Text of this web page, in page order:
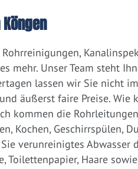
mehr. Unser Team steht
lassen wir Sie nicht
äußerst faire Preise. Wie
kommen die
Kochen, Geschirrspülen,
verunreinigtes Abwasser
Toilettenpapier, Haare